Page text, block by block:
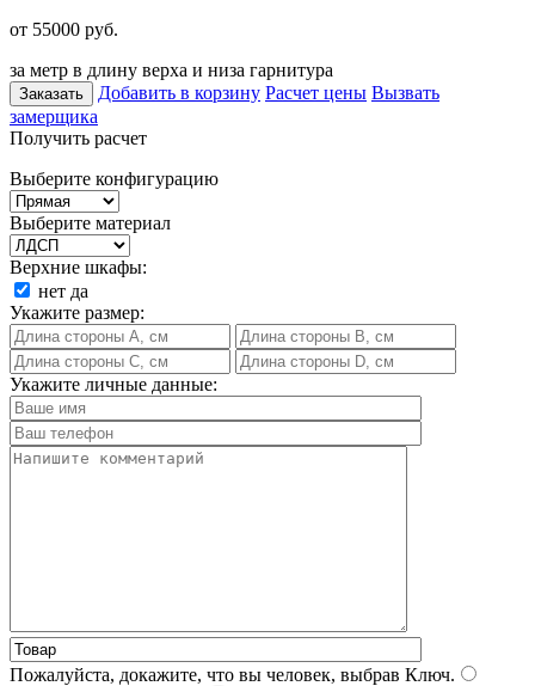
от 55000 руб.
за метр в длину верха и низа гарнитура
Заказать Добавить в корзину Расчет цены Вызвать
замерщика
Получить расчет
Выберите конфигурацию
Выберите материал
Верхние шкафы:
нет да
Укажите размер:
Укажите личные данные:
Пожалуйста, докажите, что вы человек, выбрав Ключ.